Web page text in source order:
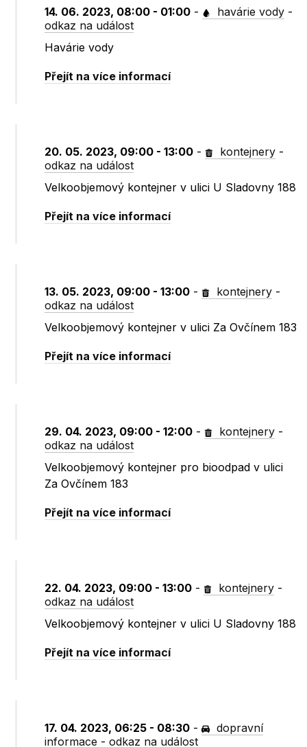
14. 06. 2023, 08:00 - 01:00 - havárie vody -
odkaz na událost
Havárie vody
Přejít na více informací
20. 05. 2023, 09:00 - 13:00 - kontejnery -
odkaz na událost
Velkoobjemový kontejner v ulici U Sladovny 188
Přejít na více informací
13. 05. 2023, 09:00 - 13:00 - kontejnery -
odkaz na událost
Velkoobjemový kontejner v ulici Za Ovčínem 183
Přejít na více informací
29. 04. 2023, 09:00 - 12:00 - kontejnery -
odkaz na událost
Velkoobjemový kontejner pro bioodpad v ulici
Za Ovčínem 183
Přejít na více informací
22. 04. 2023, 09:00 - 13:00 - kontejnery -
odkaz na událost
Velkoobjemový kontejner v ulici U Sladovny 188
Přejít na více informací
17. 04. 2023, 06:25 - 08:30 -
dopravní
informace -odkaz na událost